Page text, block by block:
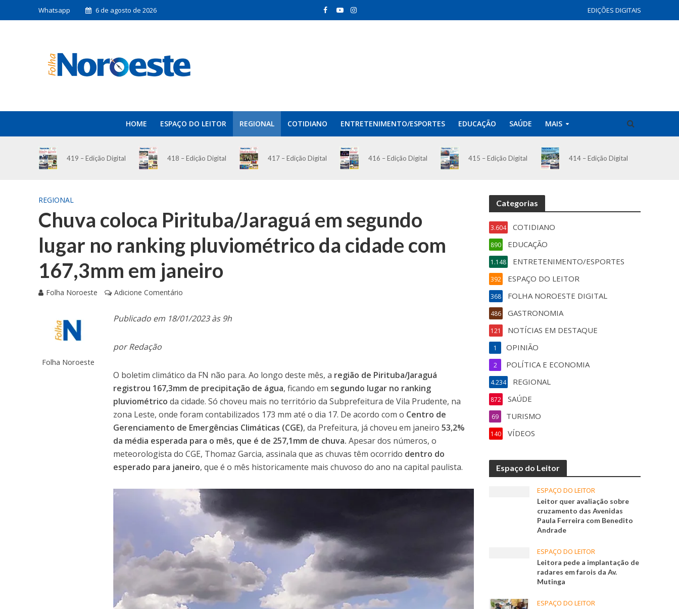
Whatsapp 6 de agosto de 2026 EDIÇÕES DIGITAIS
HOME ESPAÇO DO LEITOR REGIONAL COTIDIANO ENTRETENIMENTO/ESPORTES EDUCAÇÃO SAÚDE MAIS
419 – Edição Digital 418 – Edição Digital 417 – Edição Digital 416 – Edição Digital 415 – Edição Digital 414 – Edição Digital
REGIONAL
Chuva coloca Pirituba/Jaraguá em segundo
lugar no ranking pluviométrico da cidade com
167,3mm em janeiro
Folha Noroeste Adicione Comentário
Folha Noroeste
Publicado em 18/01/2023 às 9h
por Redação
O boletim climático da FN não para. Ao longo deste mês, a região de Pirituba/Jaraguá
registrou 167,3mm de precipitação de água, ficando em segundo lugar no ranking
pluviométrico da cidade. Só choveu mais no território da Subprefeitura de Vila Prudente, na
zona Leste, onde foram contabilizados 173 mm até o dia 17. De acordo com o Centro de
Gerenciamento de Emergências Climáticas (CGE), da Prefeitura, já choveu em janeiro 53,2%
da média esperada para o mês, que é de 257,1mm de chuva. Apesar dos números, o
meteorologista do CGE, Thomaz Garcia, assinala que as chuvas têm ocorrido dentro do
esperado para janeiro, que é o mês historicamente mais chuvoso do ano na capital paulista.
Categorias
COTIDIANO
3.604
EDUCAÇÃO
890
ENTRETENIMENTO/ESPORTES
1.148
ESPAÇO DO LEITOR
392
FOLHA NOROESTE DIGITAL
368
GASTRONOMIA
486
NOTÍCIAS EM DESTAQUE
121
OPINIÃO
1
POLÍTICA E ECONOMIA
2
REGIONAL
4.234
SAÚDE
872
TURISMO
69
VÍDEOS
140
Espaço do Leitor
ESPAÇO DO LEITOR
Leitor quer avaliação sobre
cruzamento das Avenidas
Paula Ferreira com Benedito
Andrade
ESPAÇO DO LEITOR
Leitora pede a implantação de
radares em farois da Av.
Mutinga
ESPAÇO DO LEITOR